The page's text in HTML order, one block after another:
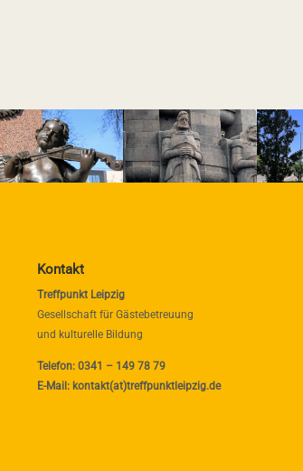
Kontakt
Treffpunkt Leipzig
Gesellschaft für Gästebetreuung
und kulturelle Bildung
Telefon: 0341 – 149 78 79
E-Mail: kontakt(at)treffpunktleipzig.de